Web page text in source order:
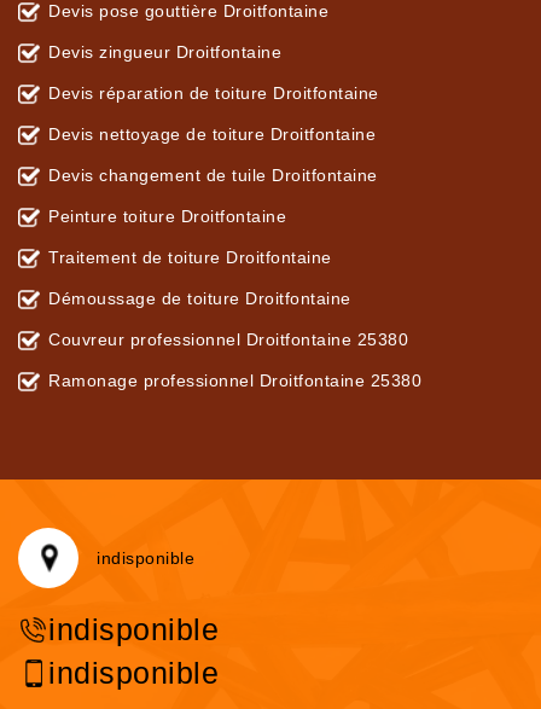
Devis pose gouttière Droitfontaine
Devis zingueur Droitfontaine
Devis réparation de toiture Droitfontaine
Devis nettoyage de toiture Droitfontaine
Devis changement de tuile Droitfontaine
Peinture toiture Droitfontaine
Traitement de toiture Droitfontaine
Démoussage de toiture Droitfontaine
Couvreur professionnel Droitfontaine 25380
Ramonage professionnel Droitfontaine 25380
indisponible
indisponible
indisponible